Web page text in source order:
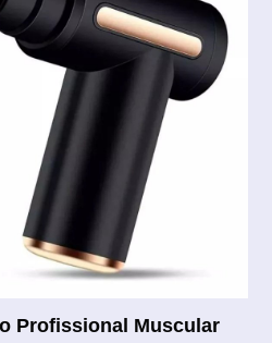
Profissional Muscular